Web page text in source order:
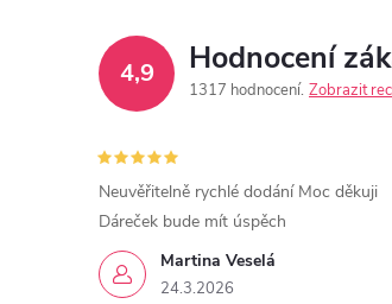
4,9 Hodnocení
1317 hodnocení Zobrazit
Martina Veselá
24.3.2026
Neuvěřitelně rychlé dodání Moc děkuji
Dáreček bude mít úspěch